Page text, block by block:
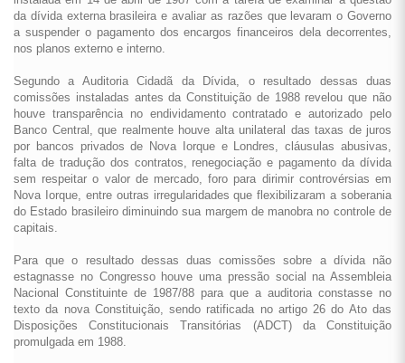
da dívida externa brasileira e avaliar as razões que levaram o Governo
a suspender o pagamento dos encargos financeiros dela decorrentes,
nos planos externo e interno.
Segundo a Auditoria Cidadã da Dívida, o resultado dessas duas
comissões instaladas antes da Constituição de 1988 revelou que não
houve transparência no endividamento contratado e autorizado pelo
Banco Central, que realmente houve alta unilateral das taxas de juros
por bancos privados de Nova Iorque e Londres, cláusulas abusivas,
falta de tradução dos contratos, renegociação e pagamento da dívida
sem respeitar o valor de mercado, foro para dirimir controvérsias em
Nova Iorque, entre outras irregularidades que flexibilizaram a soberania
do Estado brasileiro diminuindo sua margem de manobra no controle de
capitais.
Para que o resultado dessas duas comissões sobre a dívida não
estagnasse no Congresso houve uma pressão social na Assembleia
Nacional Constituinte de 1987/88 para que a auditoria constasse no
texto da nova Constituição, sendo ratificada no artigo 26 do Ato das
Disposições Constitucionais Transitórias (ADCT) da Constituição
promulgada em 1988.